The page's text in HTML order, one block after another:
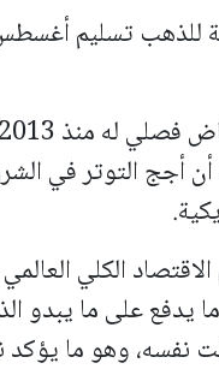
أن أجج التوتر في
الكلي
يدفع على ما يبدو
نفسه، وهو ما